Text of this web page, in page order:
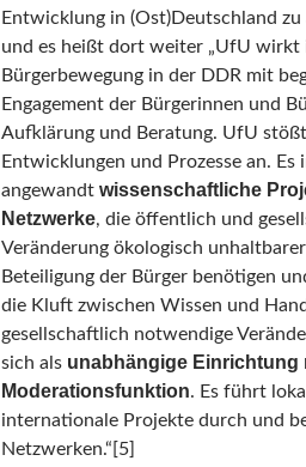
Entwicklung in (Ost)Deutschland
und es heißt dort weiter „UfU wirkt
Bürgerbewegung in der DDR mit
Engagement der Bürgerinnen und
Aufklärung und Beratung. UfU
Entwicklungen und Prozesse an.
angewandt wissenschaftliche
Netzwerke, die öffentlich und
Veränderung ökologisch
Beteiligung der Bürger benötigen
die Kluft zwischen Wissen und
gesellschaftlich notwendige
sich als unabhängige Einrichtung
Moderationsfunktion. Es führt
internationale Projekte durch und
Netzwerken.“[5]